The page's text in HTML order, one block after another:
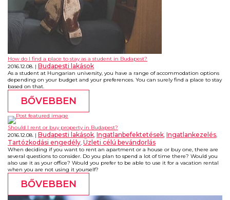
How do I find a place to stay as a student in Budapest?
2016.12.08.
Budapesti lakások
As a student at Hungarian university, you have a range of accommodation options
depending on your budget and your preferences. You can surely find a place to stay
based on that.
BŐVEBBEN
Should I rent or buy property in Budapest?
2016.12.08.
Budapesti lakások, Ingatlanbefektetések, Ingatlankezelés,
Tartózkodási engedély, Üzleti célú bevándorlás
When deciding if you want to rent an apartment or a house or buy one, there are
several questions to consider. Do you plan to spend a lot of time there? Would you
also use it as your office? Would you prefer to be able to use it for a vacation rental
when you are not using it yourself?
BŐVEBBEN